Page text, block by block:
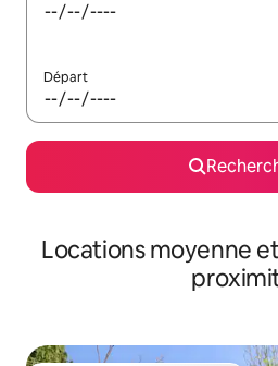
Départ
Locations moyenne